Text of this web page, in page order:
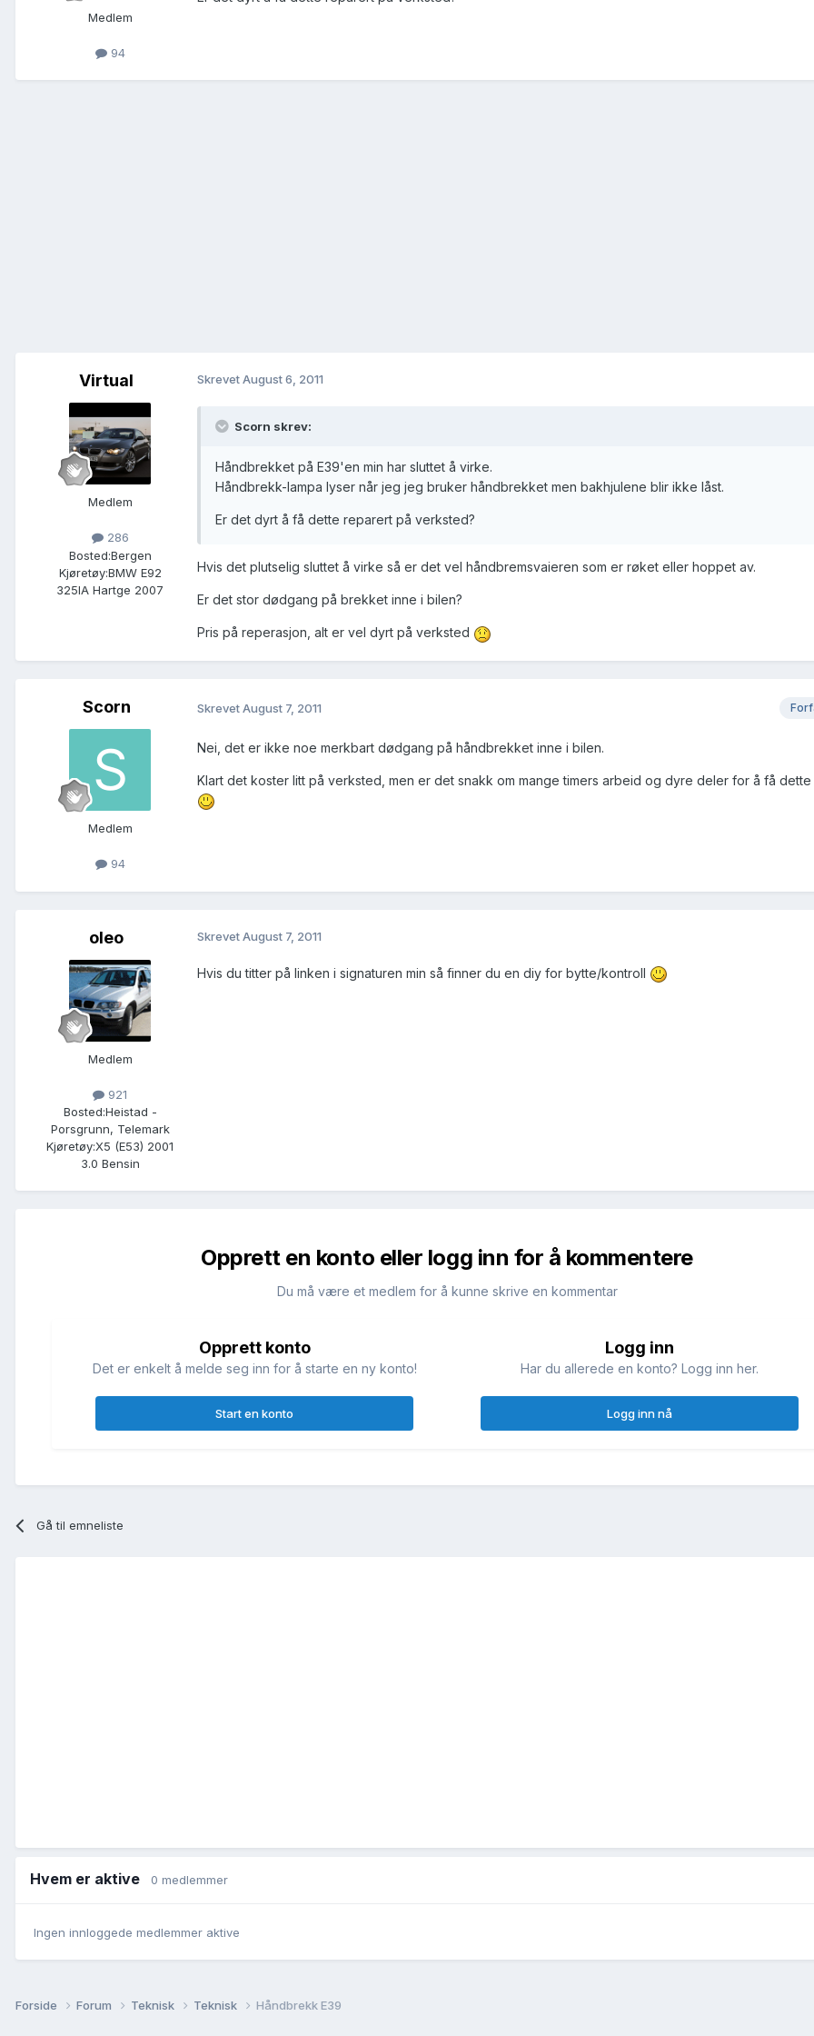
Medlem
94
Virtual
Medlem
286
Bosted:Bergen
Kjøretøy:BMW E92
325IA Hartge 2007
SkrevetAugust 6, 2011
Scorn skrev:
Håndbrekket på E39'en min har sluttet å virke.
Håndbrekk-lampa lyser når jeg jeg bruker håndbrekket men bakhjulene blir ikke låst.
Er det dyrt å få dette reparert på verksted?
Hvis det plutselig sluttet å virke så er det vel håndbremsvaieren som er røket eller hoppet av.
Er det stor dødgang på brekket inne i bilen?
Pris på reperasjon, alt er vel dyrt på verksted
Scorn
Medlem
94
SkrevetAugust 7, 2011
Nei, det er ikke noe merkbart dødgang på håndbrekket inne i bilen.
Klart det koster litt på verksted, men er det snakk om mange timers arbeid og dyre deler for å få dette
oleo
Medlem
921
Bosted:Heistad -
Porsgrunn, Telemark
Kjøretøy:X5 (E53) 2001
3.0 Bensin
SkrevetAugust 7, 2011
Hvis du titter på linken i signaturen min så finner du en diy for bytte/kontroll
Opprett en konto eller logg inn for å kommentere
Du må være et medlem for å kunne skrive en kommentar
Opprett konto
Det er enkelt å melde seg inn for å starte en ny konto!
Start en konto
Logg inn
Har du allerede en konto? Logg inn her.
Logg inn nå
Gå til emneliste
Hvem er aktive 0 medlemmer
Ingen innloggede medlemmer aktive
Forside Forum Teknisk Teknisk Håndbrekk E39